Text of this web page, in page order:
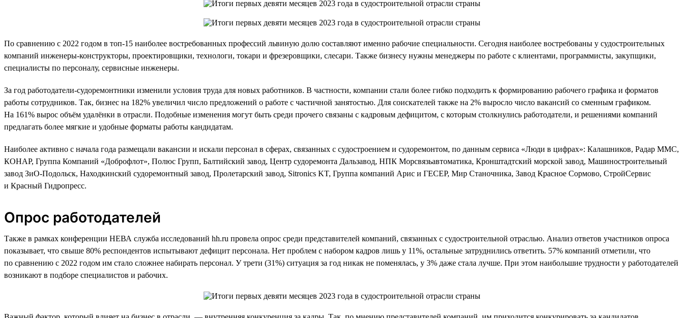
По сравнению с 2022 годом в топ-15 наиболее востребованных профессий львиную долю составляют именно рабочие специальности. Сегодня наиболее востребованы у судостроительных
компаний инженеры-конструкторы, проектировщики, технологи, токари и фрезеровщики, слесари. Также бизнесу нужны менеджеры по работе с клиентами, программисты, закупщики,
специалисты по персоналу, сервисные инженеры.
За год работодатели-судоремонтники изменили условия труда для новых работников. В частности, компании стали более гибко подходить к формированию рабочего графика и форматов
работы сотрудников. Так, бизнес на 182% увеличил число предложений о работе с частичной занятостью. Для соискателей также на 2% выросло число вакансий со сменным графиком.
На 161% вырос объём удалёнки в отрасли. Подобные изменения могут быть среди прочего связаны с кадровым дефицитом, с которым столкнулись работодатели, и решениями компаний
предлагать более мягкие и удобные форматы работы кандидатам.
Наиболее активно с начала года размещали вакансии и искали персонал в сферах, связанных с судостроением и судоремонтом, по данным сервиса «Люди в цифрах»: Калашников, Радар ММС,
КОНАР, Группа Компаний «Доброфлот», Полюс Групп, Балтийский завод, Центр судоремонта Дальзавод, НПК Морсвязьавтоматика, Кронштадтский морской завод, Машиностроительный
завод ЗиО-Подольск, Находкинский судоремонтный завод, Пролетарский завод, Sitronics KT, Группа компаний Арис и ГЕСЕР, Мир Станочника, Завод Красное Сормово, СтройСервис
и Красный Гидропресс.
Опрос работодателей
Также в рамках конференции НЕВА служба исследований hh.ru провела опрос среди представителей компаний, связанных с судостроительной отраслью. Анализ ответов участников опроса
показывает, что свыше 80% респондентов испытывают дефицит персонала. Нет проблем с набором кадров лишь у 11%, остальные затруднились ответить. 57% компаний отметили, что
по сравнению с 2022 годом им стало сложнее набирать персонал. У трети (31%) ситуация за год никак не поменялась, у 3% даже стала лучше. При этом наибольшие трудности у работодателей
возникают в подборе специалистов и рабочих.